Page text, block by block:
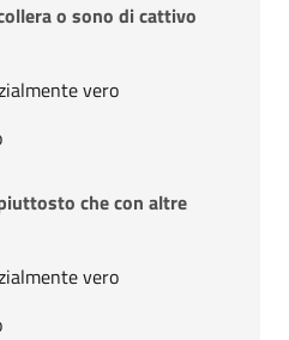
o sono di cattivo
vero
che con altre
vero